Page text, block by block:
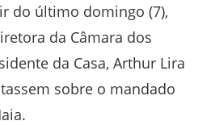
do último domingo (7),
da Câmara dos
da Casa, Arthur Lira
sobre o mandado